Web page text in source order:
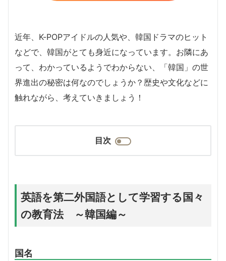
近年、K-POPアイドルの人気や、韓国ドラマのヒット
などで、韓国がとても身近になっています。お隣にあ
って、わかっているようでわからない、「韓国」の世
界進出の秘密は何なのでしょうか？歴史や文化などに
触れながら、考えていきましょう！
目次
英語を第二外国語として学習する国々
の教育法 ～韓国編～
国名